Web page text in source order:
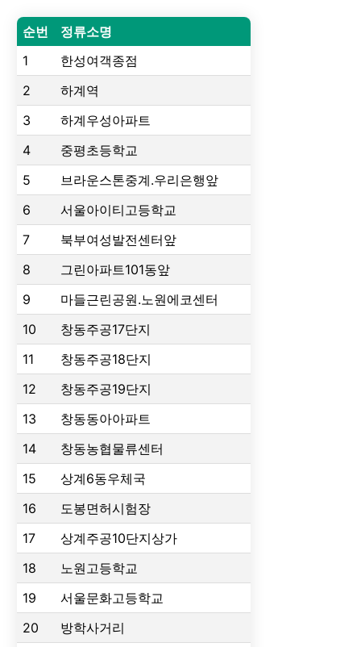
순번
정류소명
1
한성여객종점
2
하계역
3
하계우성아파트
4
중평초등학교
5
브라운스톤중계.우리은행앞
6
서울아이티고등학교
7
북부여성발전센터앞
8
그린아파트101동앞
9
마들근린공원.노원에코센터
10
창동주공17단지
11
창동주공18단지
12
창동주공19단지
13
창동동아아파트
14
창동농협물류센터
15
상계6동우체국
16
도봉면허시험장
17
상계주공10단지상가
18
노원고등학교
19
서울문화고등학교
20
방학사거리